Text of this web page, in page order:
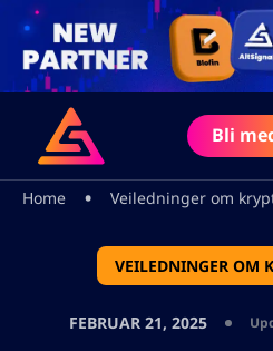
Bli
Home • Veiledninger om
VEILEDNINGER OM
FEBRUAR 21, 2025